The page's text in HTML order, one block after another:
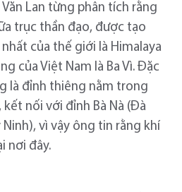
Văn Lan từng phân tích rằng
trục thần đạo, được tạo
của thế giới là Himalaya
của Việt Nam là Ba Vì. Đặc
là đỉnh thiêng nằm trong
nối với đỉnh Bà Nà (Đà
Ninh), vì vậy ông tin rằng khí
nơi đây.